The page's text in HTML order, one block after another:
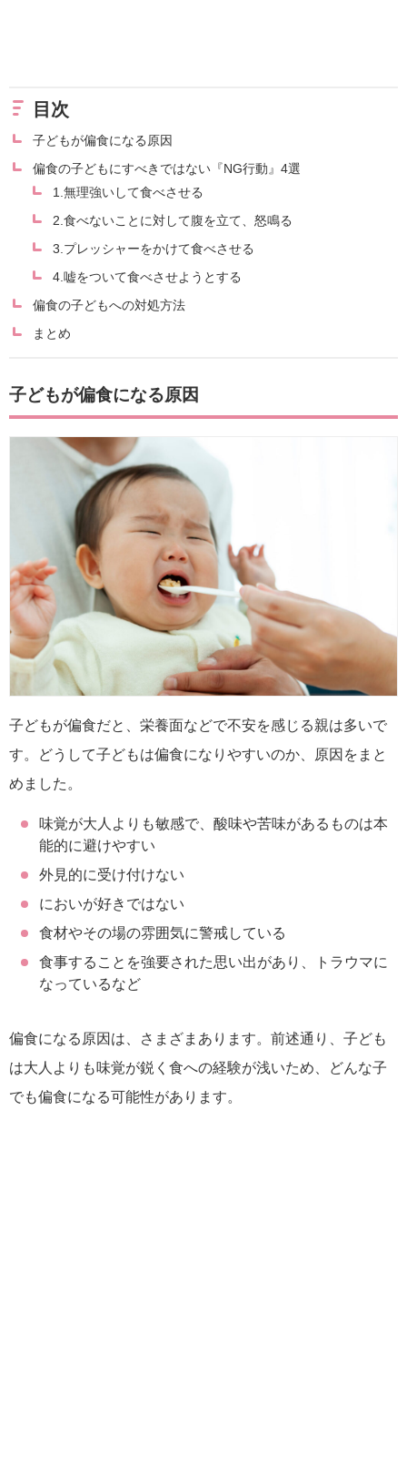
目次
子どもが偏食になる原因
偏食の子どもにすべきではない『NG行動』4選
1.無理強いして食べさせる
2.食べないことに対して腹を立て、怒鳴る
3.プレッシャーをかけて食べさせる
4.嘘をついて食べさせようとする
偏食の子どもへの対処方法
まとめ
子どもが偏食になる原因
子どもが偏食だと、栄養面などで不安を感じる親は多いで
す。どうして子どもは偏食になりやすいのか、原因をまと
めました。
味覚が大人よりも敏感で、酸味や苦味があるものは本
能的に避けやすい
外見的に受け付けない
においが好きではない
食材やその場の雰囲気に警戒している
食事することを強要された思い出があり、トラウマに
なっているなど
偏食になる原因は、さまざまあります。前述通り、子ども
は大人よりも味覚が鋭く食への経験が浅いため、どんな子
でも偏食になる可能性があります。